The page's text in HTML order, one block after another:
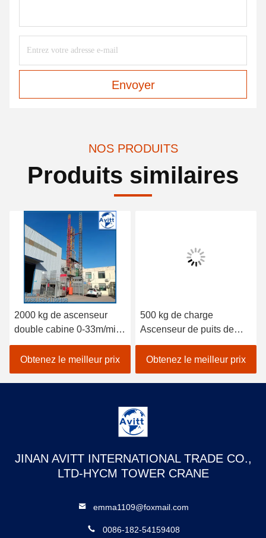
Envoyer
NOS PRODUITS
Produits similaires
2000 kg de ascenseur
double cabine 0-33m/min
contrôle de vitesse en
invertisseur de bâtiment
ascenseurs
Obtenez le meilleur prix
500 kg de charge
Ascenseur de puits de
cage de petite taille
installé à l'intérieur du
puits
Obtenez le meilleur prix
JINAN AVITT INTERNATIONAL TRADE CO.,
LTD-HYCM TOWER CRANE
emma1109@foxmail.com
0086-182-54159408